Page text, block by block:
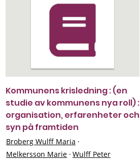
Kommunens krisledning : (en
studie av kommunens nya roll) :
organisation, erfarenheter och
syn på framtiden
Broberg Wulff Maria ·
Melkersson Marie · Wulff Peter